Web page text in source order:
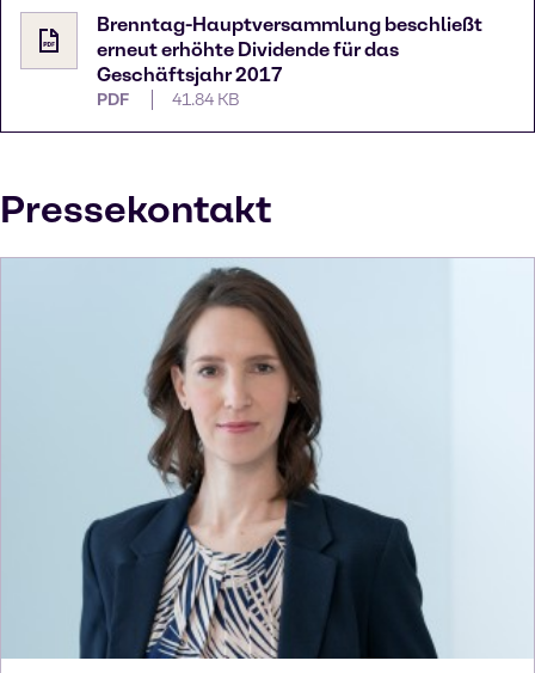
Brenntag-Hauptversammlung beschließt
erneut erhöhte Dividende für das
Geschäftsjahr 2017
PDF 41.84 KB
Pressekontakt